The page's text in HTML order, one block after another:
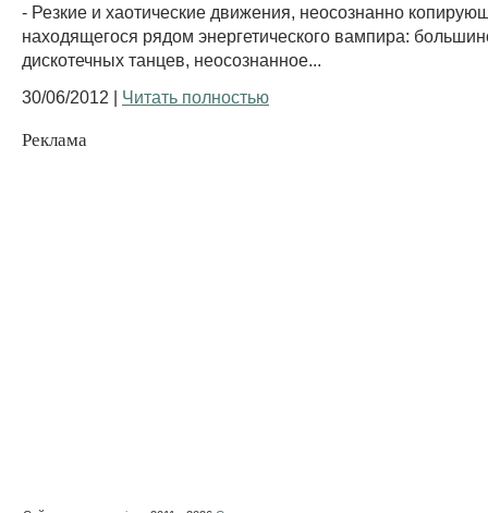
- Резкие и хаотические движения, неосознанно
находящегося рядом энергетического вампира:
дискотечных танцев, неосознанное...
30/06/2012 | Читать полностью
Реклама